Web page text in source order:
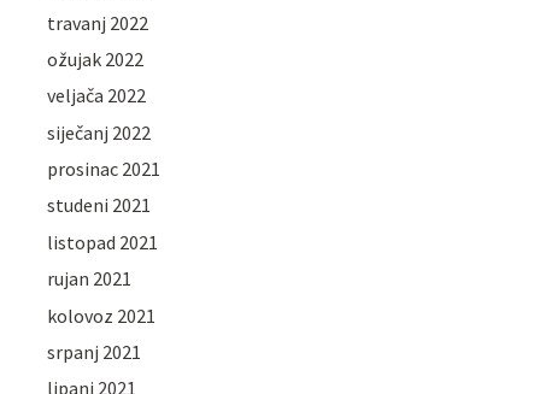
travanj 2022
ožujak 2022
veljača 2022
siječanj 2022
prosinac 2021
studeni 2021
listopad 2021
rujan 2021
kolovoz 2021
srpanj 2021
lipanj 2021